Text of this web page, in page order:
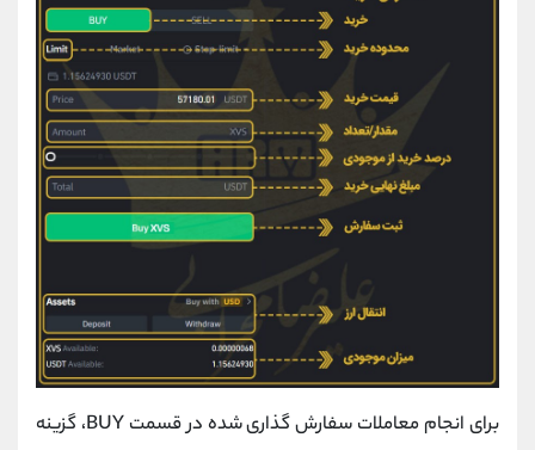
برای انجام معاملات سفارش گذاری شده در قسمت BUY، گزینه